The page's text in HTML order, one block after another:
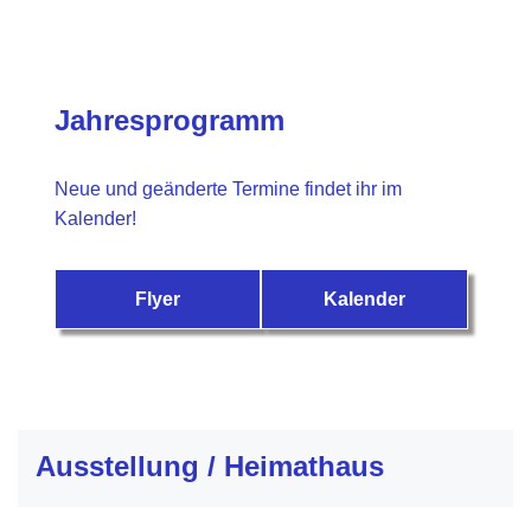
Jahresprogramm
Neue und geänderte Termine findet ihr im
Kalender!
Flyer Kalender
Ausstellung / Heimathaus